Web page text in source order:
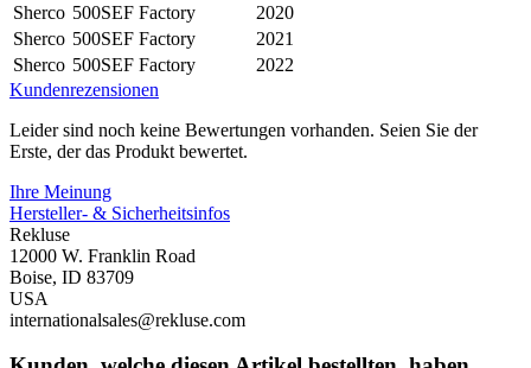
Sherco 500SEF Factory
2020
Sherco 500SEF Factory
2021
Sherco 500SEF Factory
2022
Kundenrezensionen
Leider sind noch keine Bewertungen vorhanden. Seien Sie der
Erste, der das Produkt bewertet.
Ihre Meinung
Hersteller- & Sicherheitsinfos
Rekluse
12000 W. Franklin Road
Boise, ID 83709
USA
internationalsales@rekluse.com